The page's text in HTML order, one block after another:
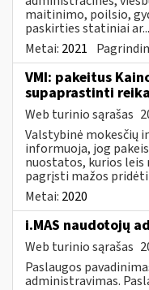
maitinimo, poilsio,
paskirties statiniai ar...
Metai: 2021
VMI: pakeitus
supaprastinti
Web turinio sąrašas
Valstybinė mokesčių
informuoja, jog
nuostatos, kurios leis
pagrįsti mažos
Metai: 2020
i.MAS naudotojų
Web turinio sąrašas
Paslaugos
administravimas.